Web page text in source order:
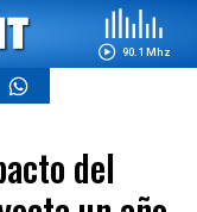
90.1 Mhz
del